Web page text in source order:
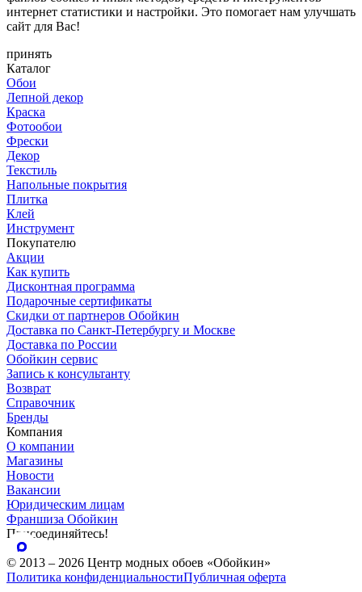
интернет статистики и настройки. Это помогает нам улучшать
сайт для Вас!
принять
Каталог
Обои
Лепной декор
Краска
Фотообои
Фрески
Декор
Текстиль
Напольные покрытия
Плитка
Клей
Инструмент
Покупателю
Акции
Как купить
Дисконтная программа
Подарочные сертификаты
Скидки от партнеров Обойкин
Доставка по Санкт-Петербургу и Москве
Доставка по России
Обойкин сервис
Запись к консультанту
Возврат
Справочник
Бренды
Компания
О компании
Магазины
Новости
Вакансии
Юридическим лицам
Франшиза Обойкин
Присоединяйтесь!
© 2013 – 2026 Центр модных обоев «Обойкин»
Политика конфиденциальностиПубличная оферта